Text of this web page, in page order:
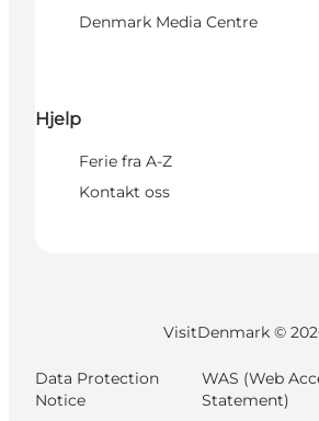
Denmark Media Centre
Hjelp
Ferie fra A-Z
Kontakt oss
VisitDenmark ©
Data Protection
Notice
WAS (Web
Statement)